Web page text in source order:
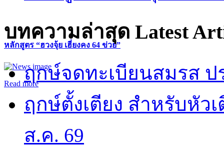
หลักสูตร “ฮวงจุ้ย เฮี่ยงคง 64 ข่วย”
Read more
บทความล่าสุด Latest
ฤกษ์จดทะเบียนสมรส ป
ฤกษ์ตั้งเตียง สำหรับหัว
ส.ค. 69